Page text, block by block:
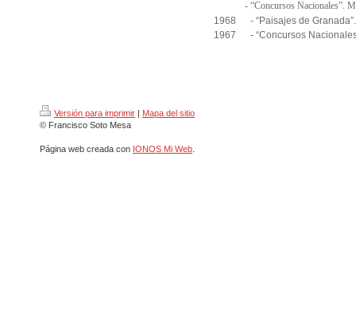
- “Concursos Nacionales”.
1968 - “Paisajes de
1967 - “Concursos
Versión para imprimir | Mapa del sitio
© Francisco Soto Mesa
Página web creada con IONOS Mi Web